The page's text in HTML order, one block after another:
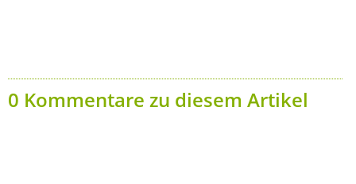
0 Kommentare zu diesem Artikel